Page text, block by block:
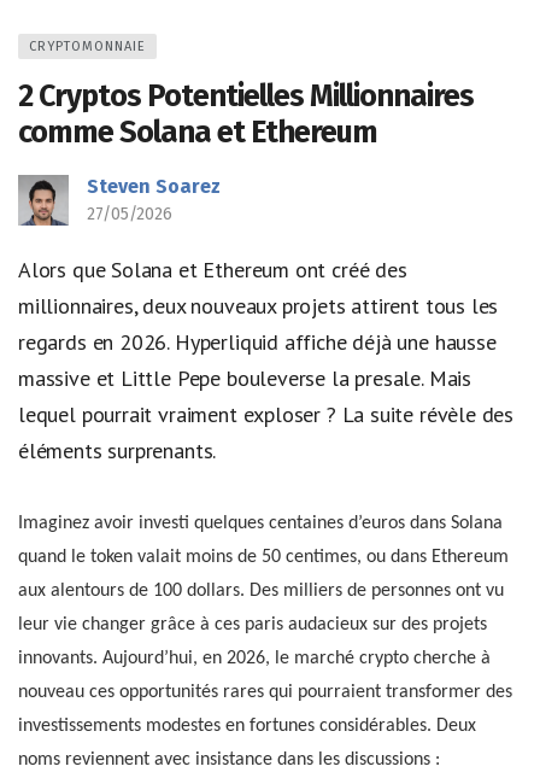
CRYPTOMONNAIE
2 Cryptos Potentielles Millionnaires
comme Solana et Ethereum
Steven Soarez
27/05/2026
Alors que Solana et Ethereum ont créé des
millionnaires, deux nouveaux projets attirent tous les
regards en 2026. Hyperliquid affiche déjà une hausse
massive et Little Pepe bouleverse la presale. Mais
lequel pourrait vraiment exploser ? La suite révèle des
éléments surprenants.
Imaginez avoir investi quelques centaines d’euros dans Solana
quand le token valait moins de 50 centimes, ou dans Ethereum
aux alentours de 100 dollars. Des milliers de personnes ont vu
leur vie changer grâce à ces paris audacieux sur des projets
innovants. Aujourd’hui, en 2026, le marché crypto cherche à
nouveau ces opportunités rares qui pourraient transformer des
investissements modestes en fortunes considérables. Deux
noms reviennent avec insistance dans les discussions :